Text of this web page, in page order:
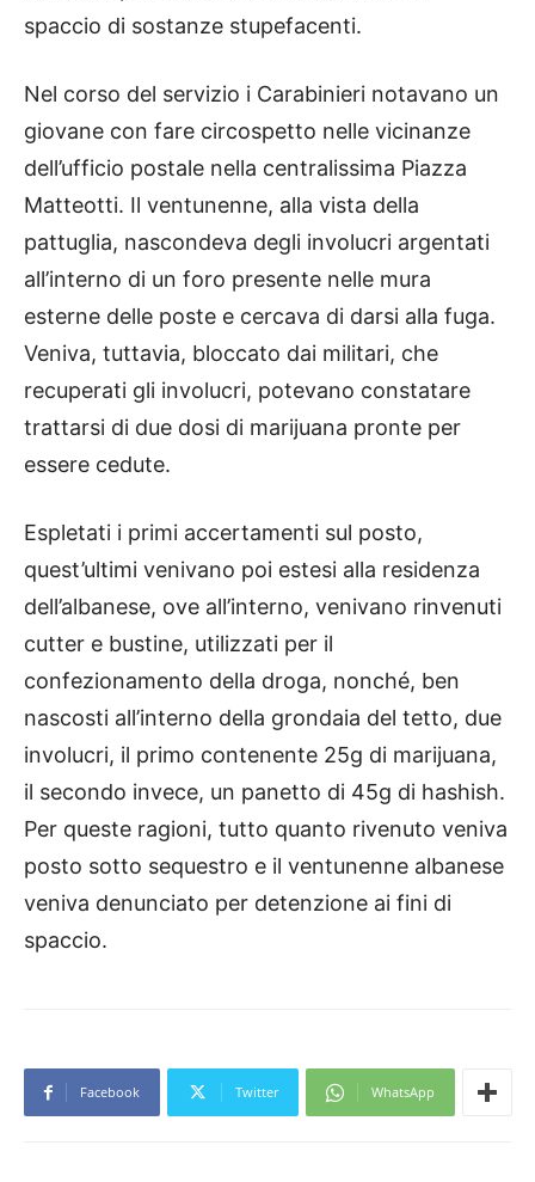
spaccio di sostanze stupefacenti.
Nel corso del servizio i Carabinieri notavano un
giovane con fare circospetto nelle vicinanze
dell’ufficio postale nella centralissima Piazza
Matteotti. Il ventunenne, alla vista della
pattuglia, nascondeva degli involucri argentati
all’interno di un foro presente nelle mura
esterne delle poste e cercava di darsi alla fuga.
Veniva, tuttavia, bloccato dai militari, che
recuperati gli involucri, potevano constatare
trattarsi di due dosi di marijuana pronte per
essere cedute.
Espletati i primi accertamenti sul posto,
quest’ultimi venivano poi estesi alla residenza
dell’albanese, ove all’interno, venivano rinvenuti
cutter e bustine, utilizzati per il
confezionamento della droga, nonché, ben
nascosti all’interno della grondaia del tetto, due
involucri, il primo contenente 25g di marijuana,
il secondo invece, un panetto di 45g di hashish.
Per queste ragioni, tutto quanto rivenuto veniva
posto sotto sequestro e il ventunenne albanese
veniva denunciato per detenzione ai fini di
spaccio.
Facebook Twitter WhatsApp